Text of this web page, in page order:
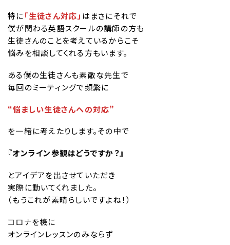
特に「生徒さん対応」 はまさにそれで
僕が関わる英語スクールの講師の方も
生徒さんのことを考えているからこそ
悩みを相談してくれる方もいます。
ある僕の生徒さんも素敵な先生で
毎回のミーティングで頻繁に
“悩ましい生徒さんへの対応”
を一緒に考えたりします。その中で
『オンライン参観はどうですか？』
とアイデアを出させていただき
実際に動いてくれました。
（もうこれが素晴らしいですよね！）
コロナを機に
オンラインレッスンのみならず